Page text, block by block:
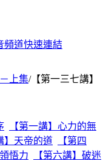
頻道快速連結
上集/【第一三七講】
【第一講】心力的無
】天帝的道
【第四
悟力
【第六講】破迷